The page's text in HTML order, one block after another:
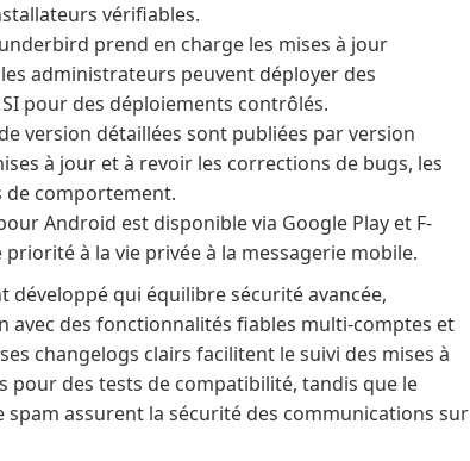
vérifiables.
prend en charge les mises à jour
administrateurs peuvent déployer des
pour des déploiements contrôlés.
version détaillées sont publiées par version
à jour et à revoir les corrections de bugs, les
de comportement.
Android est disponible via Google Play et F-
à la vie privée à la messagerie mobile.
qui équilibre sécurité avancée,
des fonctionnalités fiables multi-comptes et
changelogs clairs facilitent le suivi des mises à
pour des tests de compatibilité, tandis que le
assurent la sécurité des communications sur